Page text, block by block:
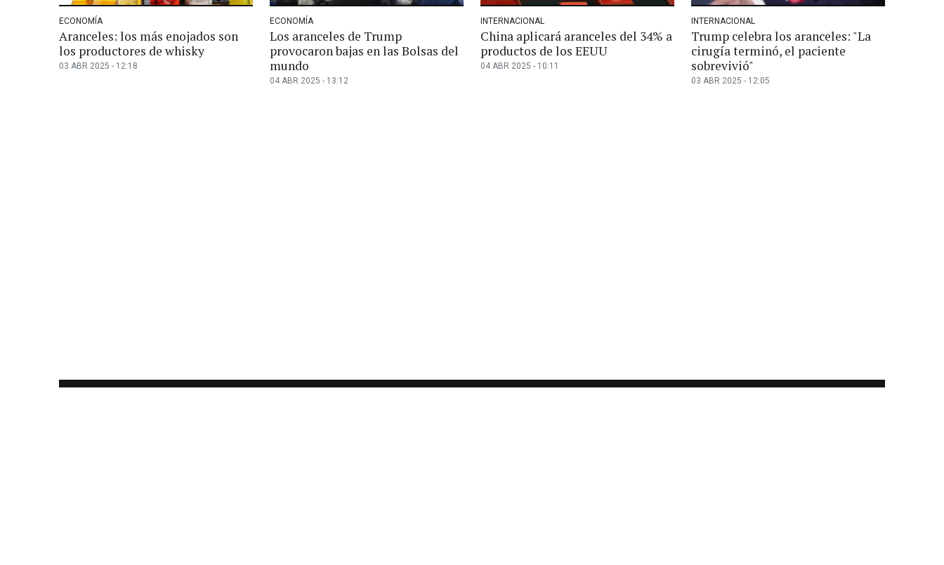
ECONOMÍA
Aranceles: los más enojados son
los productores de whisky
03 ABR 2025 - 12:18
ECONOMÍA
Los aranceles de Trump
provocaron bajas en las Bolsas del
mundo
04 ABR 2025 - 13:12
INTERNACIONAL
China aplicará aranceles del 34% a
productos de los EEUU
04 ABR 2025 - 10:11
INTERNACIONAL
Trump celebra los aranceles: "La
cirugía terminó, el paciente
sobrevivió"
03 ABR 2025 - 12:05